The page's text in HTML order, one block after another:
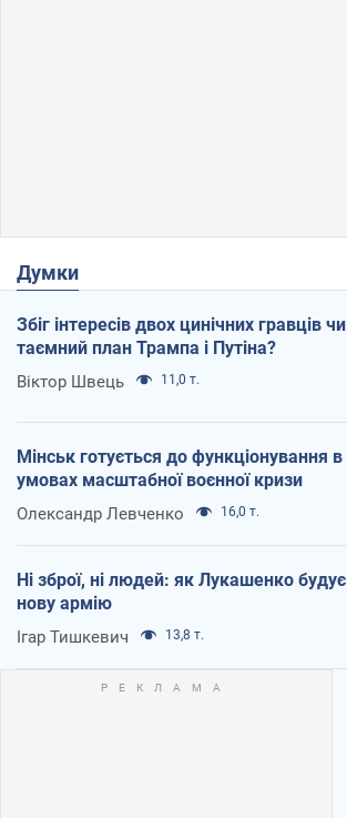
Думки
Збіг інтересів двох цинічних гравців чи
таємний план Трампа і Путіна?
Віктор Швець 11,0 т.
Мінськ готується до функціонування в
умовах масштабної воєнної кризи
Олександр Левченко 16,0 т.
Ні зброї, ні людей: як Лукашенко будує
нову армію
Ігар Тишкевич 13,8 т.